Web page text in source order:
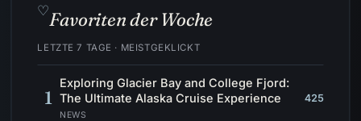
♡Favoriten der Woche
LETZTE 7 TAGE · MEISTGEKLICKT
1
Exploring Glacier Bay and College Fjord:
The Ultimate Alaska Cruise Experience
NEWS
425